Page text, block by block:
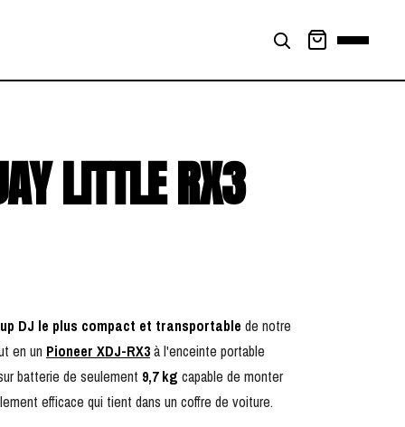
LITTLE RX3
DJ le plus compact et transportable de notre
en un Pioneer XDJ-RX3à l'enceinte portable
batterie de seulement 9,7 kg capable de monter
efficace qui tient dans un coffre de voiture.